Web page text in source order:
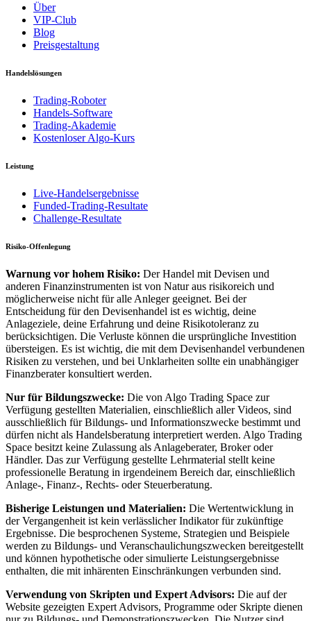
Über
VIP-Club
Blog
Preisgestaltung
Handelslösungen
Trading-Roboter
Handels-Software
Trading-Akademie
Kostenloser Algo-Kurs
Leistung
Live-Handelsergebnisse
Funded-Trading-Resultate
Challenge-Resultate
Risiko-Offenlegung
Warnung vor hohem Risiko: Der Handel mit Devisen und
anderen Finanzinstrumenten ist von Natur aus risikoreich und
möglicherweise nicht für alle Anleger geeignet. Bei der
Entscheidung für den Devisenhandel ist es wichtig, deine
Anlageziele, deine Erfahrung und deine Risikotoleranz zu
berücksichtigen. Die Verluste können die ursprüngliche Investition
übersteigen. Es ist wichtig, die mit dem Devisenhandel verbundenen
Risiken zu verstehen, und bei Unklarheiten sollte ein unabhängiger
Finanzberater konsultiert werden.
Nur für Bildungszwecke: Die von Algo Trading Space zur
Verfügung gestellten Materialien, einschließlich aller Videos, sind
ausschließlich für Bildungs- und Informationszwecke bestimmt und
dürfen nicht als Handelsberatung interpretiert werden. Algo Trading
Space besitzt keine Zulassung als Anlageberater, Broker oder
Händler. Das zur Verfügung gestellte Lehrmaterial stellt keine
professionelle Beratung in irgendeinem Bereich dar, einschließlich
Anlage-, Finanz-, Rechts- oder Steuerberatung.
Bisherige Leistungen und Materialien: Die Wertentwicklung in
der Vergangenheit ist kein verlässlicher Indikator für zukünftige
Ergebnisse. Die besprochenen Systeme, Strategien und Beispiele
werden zu Bildungs- und Veranschaulichungszwecken bereitgestellt
und können hypothetische oder simulierte Leistungsergebnisse
enthalten, die mit inhärenten Einschränkungen verbunden sind.
Verwendung von Skripten und Expert Advisors: Die auf der
Website gezeigten Expert Advisors, Programme oder Skripte dienen